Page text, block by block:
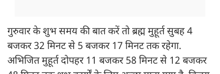
गुरुवार के शुभ समय की बात करें तो ब्रह्म मुहूर्त सुबह 4
बजकर 32 मिनट से 5 बजकर 17 मिनट तक रहेगा.
अभिजित मुहूर्त दोपहर 11 बजकर 58 मिनट से 12 बजकर